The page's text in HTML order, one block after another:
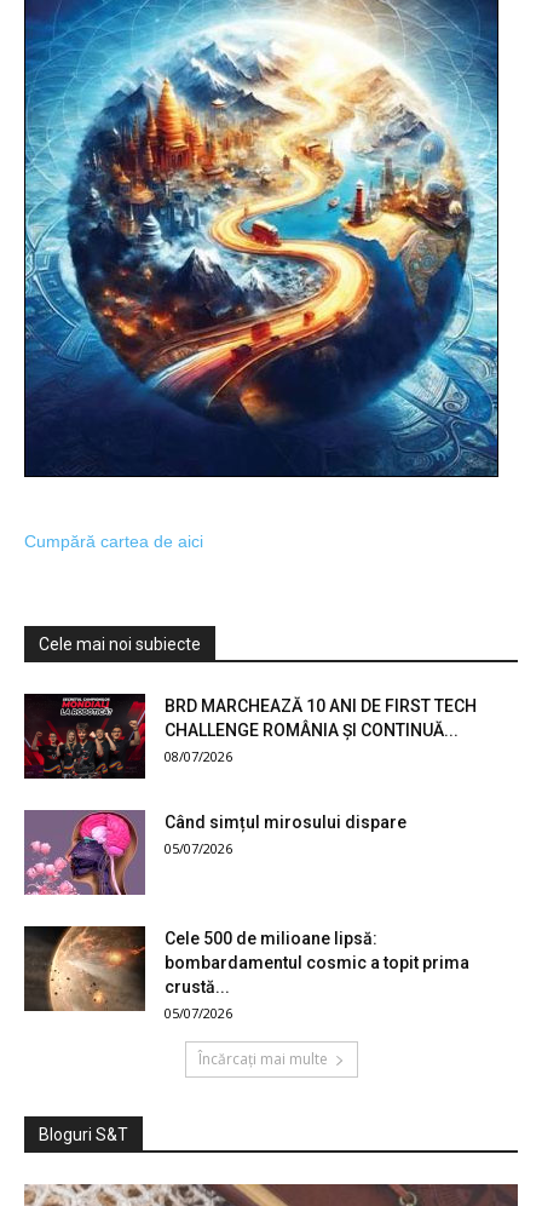
Cumpără cartea de aici
Cele mai noi subiecte
BRD MARCHEAZĂ 10 ANI DE FIRST TECH
CHALLENGE ROMÂNIA ȘI CONTINUĂ...
08/07/2026
Când simțul mirosului dispare
05/07/2026
Cele 500 de milioane lipsă:
bombardamentul cosmic a topit prima
crustă...
05/07/2026
Încărcați mai multe
Bloguri S&T